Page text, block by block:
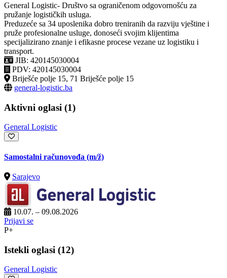
General Logistic- Društvo sa ograničenom odgovornošću za
pružanje logističkih usluga.
Preduzeće sa 34 uposlenika dobro treniranih da razviju vještine i
pruže profesionalne usluge, donoseći svojim klijentima
specijalizirano znanje i efikasne procese vezane uz logistiku i
transport.
JIB: 420145030004
PDV: 420145030004
Briješće polje 15, 71 Briješće polje 15
general-logistic.ba
Aktivni oglasi (1)
General Logistic
Samostalni računovođa (m/ž)
Sarajevo
10.07. – 09.08.2026
Prijavi se
P+
Istekli oglasi (12)
General Logistic